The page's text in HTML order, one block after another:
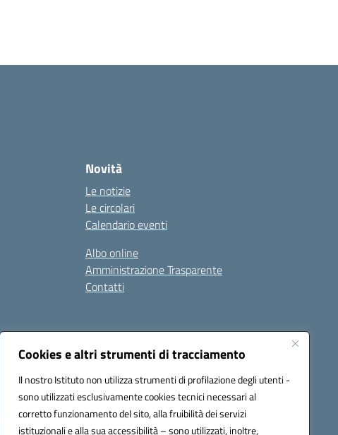
Cookies e altri strumenti di tracciamento
Il nostro Istituto non utilizza strumenti di profilazione degli utenti -
sono utilizzati esclusivamente cookies tecnici necessari al
corretto funzionamento del sito, alla fruibilità dei servizi
istituzionali e alla sua accessibilità – sono utilizzati, inoltre,
Novità
Le notizie
Le circolari
Calendario eventi
Albo online
Amministrazione Trasparente
Contatti
Seguici su: